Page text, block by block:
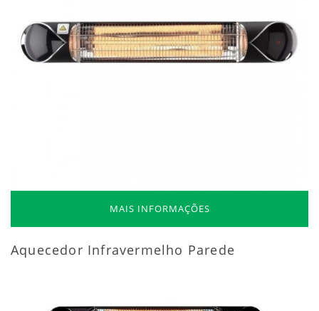
MAIS INFORMAÇÕES
Aquecedor Infravermelho Parede